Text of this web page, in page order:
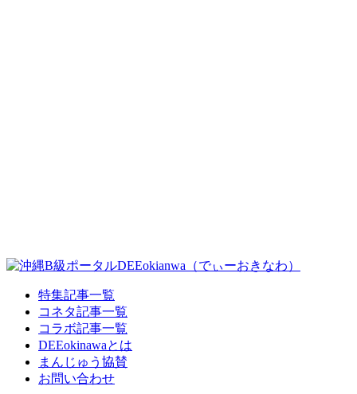
特集記事一覧
コネタ記事一覧
コラボ記事一覧
DEEokinawaとは
まんじゅう協賛
お問い合わせ